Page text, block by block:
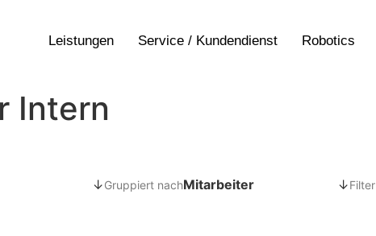
Leistungen Service / Kundendienst Robotics
Intern
↓Gruppiert nachMitarbeiter ↓Filter